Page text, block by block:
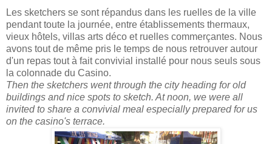
Les sketchers se sont répandus dans les ruelles de la ville
pendant toute la journée, entre établissements thermaux,
vieux hôtels, villas arts déco et ruelles commerçantes. Nous
avons tout de même pris le temps de nous retrouver autour
d'un repas tout à fait convivial installé pour nous seuls sous
la colonnade du Casino.
Then the sketchers went through the city heading for old
buildings and nice spots to sketch. At noon, we were all
invited to share a convivial meal especially prepared for us
on the casino's terrace.